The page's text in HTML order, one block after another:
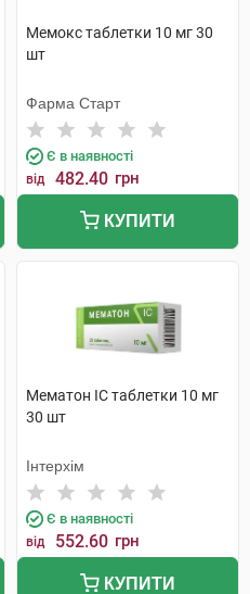
Мемокс таблетки 10 мг 30
шт
Фарма Старт
Є в наявності
від 482.40 грн
КУПИТИ
Мематон IC таблетки 10 мг
30 шт
Інтерхім
Є в наявності
від 552.60 грн
КУПИТИ